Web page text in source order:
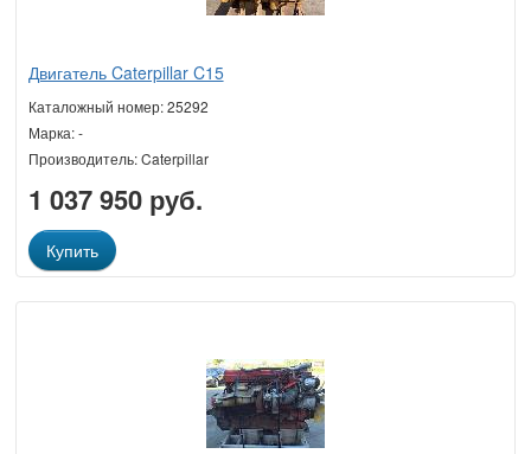
Двигатель Caterpillar C15
Каталожный номер: 25292
Марка: -
Производитель: Caterpillar
1 037 950 руб.
Купить